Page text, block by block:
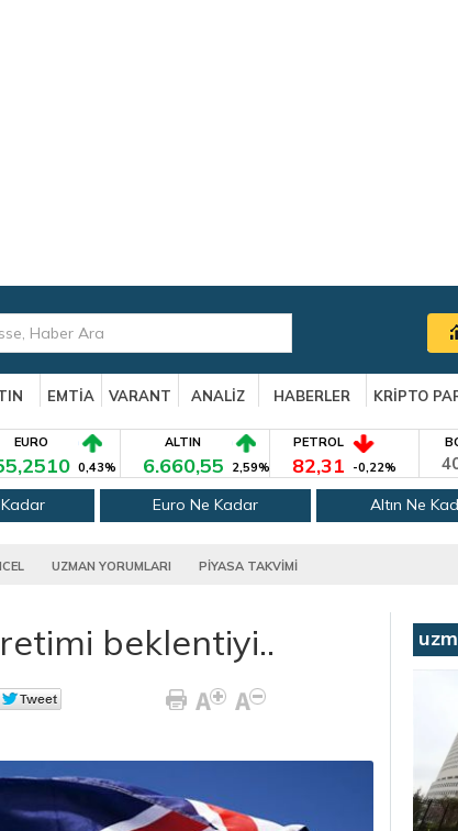
EMTİA VARANT ANALİZ HABERLER KRİPTO
EURO
0,43%
ALTIN
6.660,55 2,59%
PETROL
82,31 -0,22%
Euro Ne Kadar Altın Ne
UZMAN YORUMLARI PİYASA TAKVİMİ
beklentiyi..